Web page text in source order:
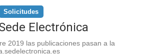
Solicitudes
Electrónica
2019 las publicaciones pasan a la